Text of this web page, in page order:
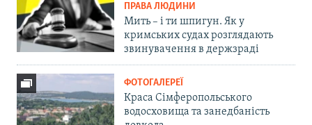
ПРАВА ЛЮДИНИ
Мить – і ти шпигун. Як у
кримських судах розглядають
звинувачення в держзраді
ФОТОГАЛЕРЕЇ
Краса Сімферопольського
водосховища та занедбаність